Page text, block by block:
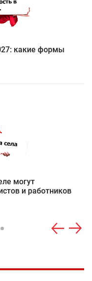
какие формы
могут
и работников